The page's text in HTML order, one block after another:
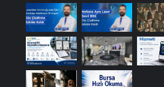
n
r
a
p
o